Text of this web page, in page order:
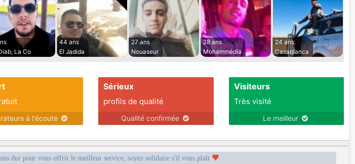
La Co
44 ans
El Jadida
27 ans
Nouaseur
28 ans
Mohammédia
24 ans
Casablanca
à l'écoute
Sérieux
profils de qualité
Qualité confirmée
Visiteurs
Très visité
Le meilleur
dur pour vous offrir le meilleur service, soyez solidaire s'il vous plaît